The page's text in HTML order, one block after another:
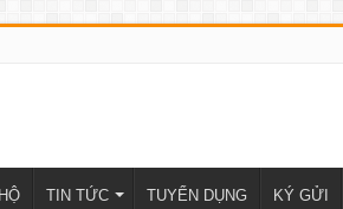
TIN TỨC TUYỂN DỤNG KÝ GỬI